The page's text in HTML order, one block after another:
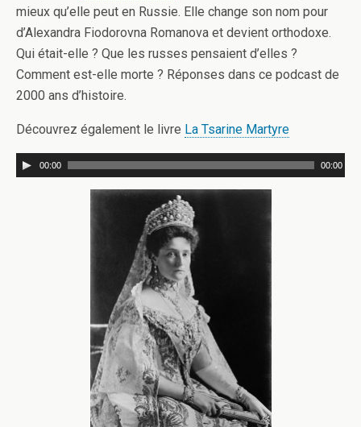
mieux qu’elle peut en Russie. Elle change son nom pour
d’Alexandra Fiodorovna Romanova et devient orthodoxe.
Qui était-elle ? Que les russes pensaient d’elles ?
Comment est-elle morte ? Réponses dans ce podcast de
2000 ans d’histoire.
Découvrez également le livre La Tsarine Martyre
00:00 00:00